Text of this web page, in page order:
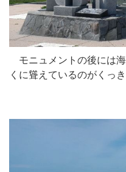
モニュメントの後には
くに聳えているのがくっ